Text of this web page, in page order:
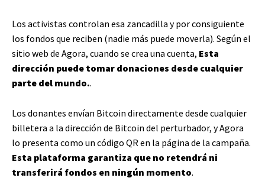
Los activistas controlan esa zancadilla y por consiguiente
los fondos que reciben (nadie más puede moverla). Según el
sitio web de Agora, cuando se crea una cuenta, Esta
dirección puede tomar donaciones desde cualquier
parte del mundo..
Los donantes envían Bitcoin directamente desde cualquier
billetera a la dirección de Bitcoin del perturbador, y Agora
lo presenta como un código QR en la página de la campaña.
Esta plataforma garantiza que no retendrá ni
transferirá fondos en ningún momento.